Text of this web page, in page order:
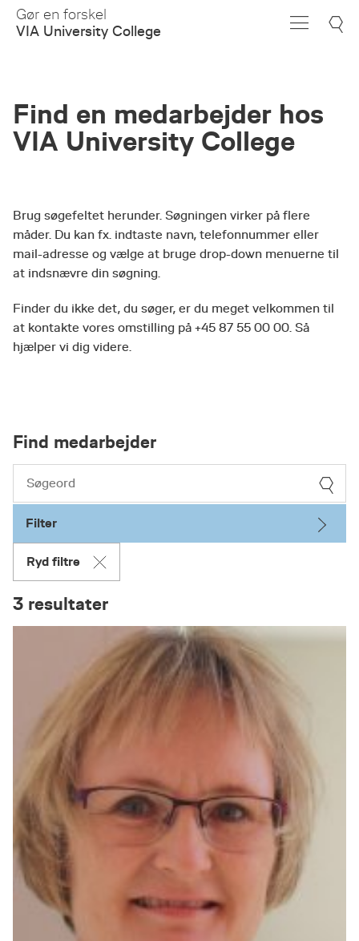
Skip
Main
Gør en forskel
VIA University College
Find en medarbejder hos
VIA University College
Brug søgefeltet herunder. Søgningen virker på flere
måder. Du kan fx. indtaste navn, telefonnummer eller
mail-adresse og vælge at bruge drop-down menuerne til
at indsnævre din søgning.
Finder du ikke det, du søger, er du meget velkommen til
at kontakte vores omstilling på +45 87 55 00 00. Så
hjælper vi dig videre.
Find medarbejder
Filter
Ryd filtre
3 resultater